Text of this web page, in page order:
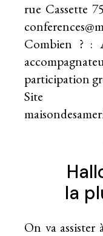
rue Cassette
Combien ? :
participation
la
On va